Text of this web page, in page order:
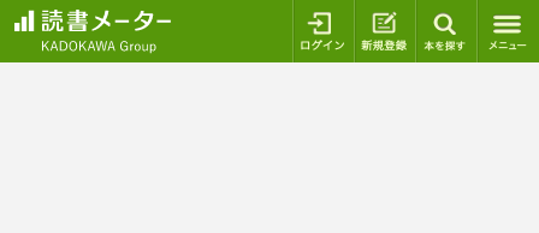
ログイン 新規登録